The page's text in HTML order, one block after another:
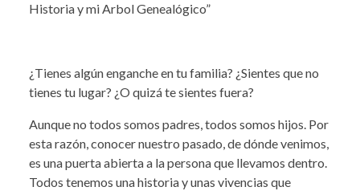
Historia y mi Arbol Genealógico”
¿Tienes algún enganche en tu familia? ¿Sientes que no
tienes tu lugar? ¿O quizá te sientes fuera?
Aunque no todos somos padres, todos somos hijos. Por
esta razón, conocer nuestro pasado, de dónde venimos,
es una puerta abierta a la persona que llevamos dentro.
Todos tenemos una historia y unas vivencias que